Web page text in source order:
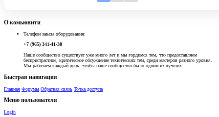
О комьюнити
Телефон заказа оборудования:
+7 (965) 341-41-38
Наше сообщество существует уже много лет и мы гордимся тем, что предоставляем
беспристрастное, критическое обсуждение технических тем, среди мастеров разного уровня.
Мы работаем каждый день, чтобы наше сообщество было одним из лучших.
Быстрая навигация
Главная Форумы Обратная связь Точка доступа
Меню пользователя
Login